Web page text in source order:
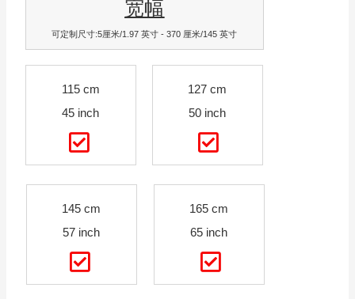
宽幅
可定制尺寸:5厘米/1.97 英寸 - 370 厘米/145 英寸
115 cm
45 inch
127 cm
50 inch
145 cm
57 inch
165 cm
65 inch